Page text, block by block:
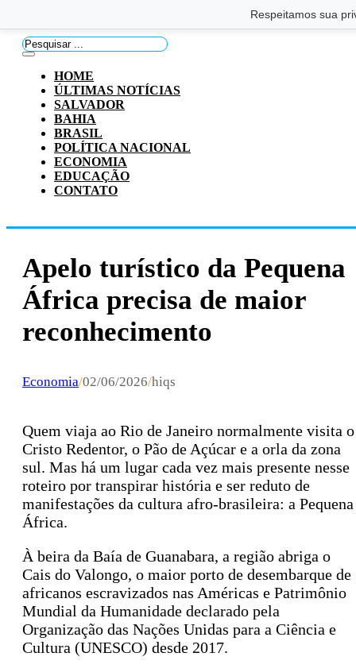
Respeitamos sua
Pesquisar
...
HOME
ÚLTIMAS NOTÍCIAS
SALVADOR
BAHIA
BRASIL
POLÍTICA NACIONAL
ECONOMIA
EDUCAÇÃO
CONTATO
Apelo turístico da Pequena
África precisa de maior
reconhecimento
Economia/02/06/2026/hiqs
Quem viaja ao Rio de Janeiro normalmente visita o
Cristo Redentor, o Pão de Açúcar e a orla da zona
sul. Mas há um lugar cada vez mais presente nesse
roteiro por transpirar história e ser reduto de
manifestações da cultura afro-brasileira: a Pequena
África.
À beira da Baía de Guanabara, a região abriga o
Cais do Valongo, o maior porto de desembarque de
africanos escravizados nas Américas e Patrimônio
Mundial da Humanidade declarado pela
Organização das Nações Unidas para a Ciência e
Cultura (UNESCO) desde 2017.